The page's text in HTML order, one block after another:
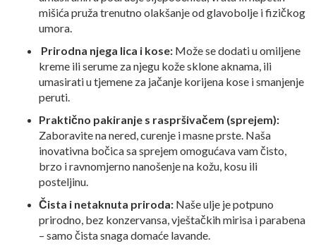
mišića pruža trenutno olakšanje od glavobolje i fizičkog
umora.
Prirodna njega lica i kose: Može se dodati u omiljene
kreme ili serume za njegu kože sklone aknama, ili
umasirati u tjemene za jačanje korijena kose i smanjenje
peruti.
Praktično pakiranje s raspršivačem (sprejem):
Zaboravite na nered, curenje i masne prste. Naša
inovativna bočica sa sprejem omogućava vam čisto,
brzo i ravnomjerno nanošenje na kožu, kosu ili
posteljinu.
Čista i netaknuta priroda: Naše ulje je potpuno
prirodno, bez konzervansa, vještačkih mirisa i parabena
– samo čista snaga domaće lavande.